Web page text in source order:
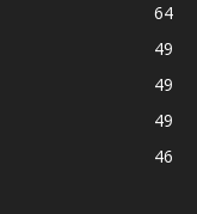
64
49
49
49
46